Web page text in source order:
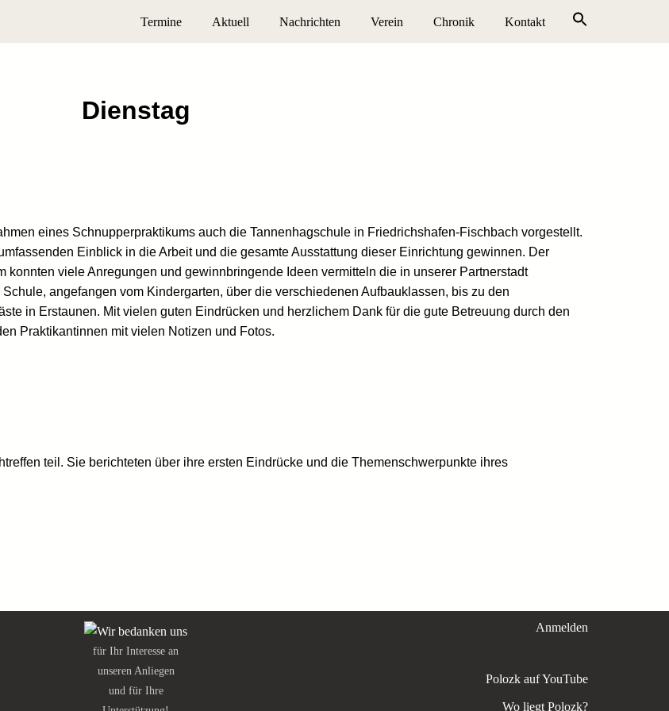
Termine Aktuell Nachrichten Verein Chronik Kontakt
Dienstag
eines Schnupperpraktikums auch die Tannenhagschule in Friedrichshafen-Fischbach vorgestellt.
Einblick in die Arbeit und die gesamte Ausstattung dieser Einrichtung gewinnen. Der
konnten viele Anregungen und gewinnbringende Ideen vermitteln die in unserer Partnerstadt
angefangen vom Kindergarten, über die verschiedenen Aufbauklassen, bis zu den
in Erstaunen. Mit vielen guten Eindrücken und herzlichem Dank für die gute Betreuung durch den
Praktikantinnen mit vielen Notizen und Fotos.
teil. Sie berichteten über ihre ersten Eindrücke und die Themenschwerpunkte ihres
für Ihr Interesse an
unseren Anliegen
und für Ihre
Anmelden
Polozk auf YouTube
Wo liegt Polozk?